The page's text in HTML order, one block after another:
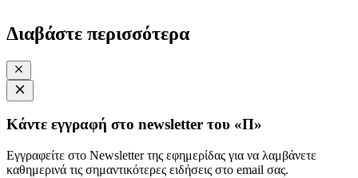
Διαβάστε περισσότερα
Κάντε εγγραφή στο newsletter του «Π»
Εγγραφείτε στο Newsletter της εφημερίδας για να λαμβάνετε
καθημερινά τις σημαντικότερες ειδήσεις στο email σας.